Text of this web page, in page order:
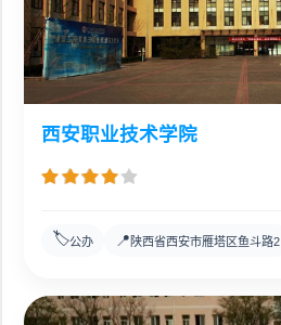
西安职业技术学院
🏷️公办 📍 陕西省西安市雁塔区鱼斗路2